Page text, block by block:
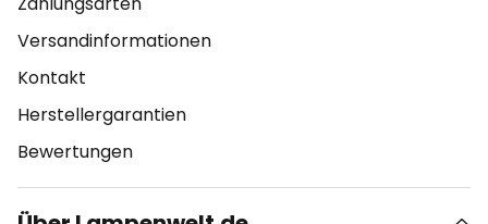
Versandinformationen
Kontakt
Herstellergarantien
Bewertungen